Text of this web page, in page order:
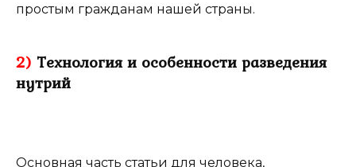
простым гражданам нашей страны.
2) Технология и особенности разведения
нутрий
Основная часть статьи для человека,